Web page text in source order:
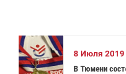
8 Июля 2019
В Тюмени